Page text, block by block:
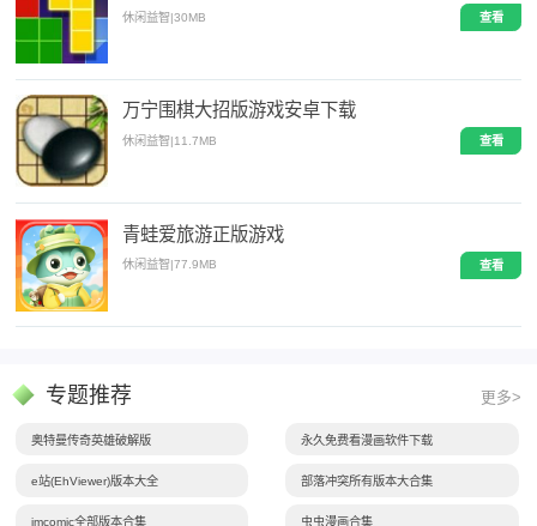
休闲益智|30MB 查看
万宁围棋大招版游戏安卓下载
休闲益智|11.7MB 查看
青蛙爱旅游正版游戏
休闲益智 |77.9MB 查看
专题推荐 更多>
奥特曼传奇英雄破解版 永久免费看漫画软件下载
e站(EhViewer)版本大全 部落冲突所有版本大合集
jmcomic全部版本合集 虫虫漫画合集